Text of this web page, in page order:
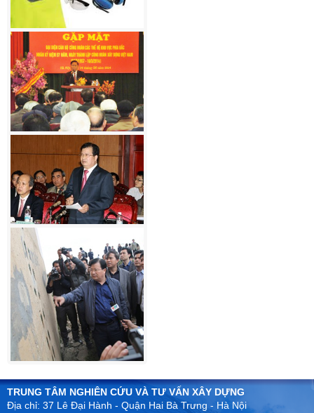
TRUNG TÂM NGHIÊN CỨU VÀ TƯ VẤN XÂY DỰNG
Địa chỉ: 37 Lê Đại Hành - Quận Hai Bà Trưng - Hà Nội